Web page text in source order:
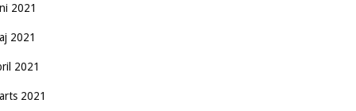
2021
2021
2021
2021